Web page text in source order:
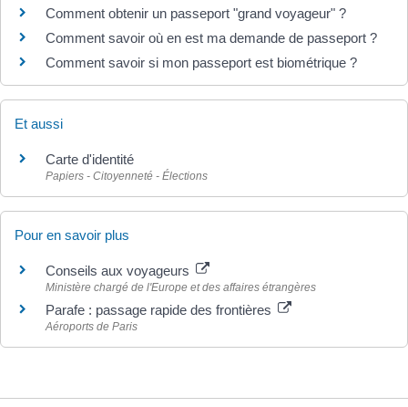
Comment obtenir un passeport "grand voyageur" ?
Comment savoir où en est ma demande de passeport ?
Comment savoir si mon passeport est biométrique ?
Et aussi
Carte d'identité
Papiers - Citoyenneté - Élections
Pour en savoir plus
Conseils aux voyageurs
Ministère chargé de l'Europe et des affaires étrangères
Parafe : passage rapide des frontières
Aéroports de Paris